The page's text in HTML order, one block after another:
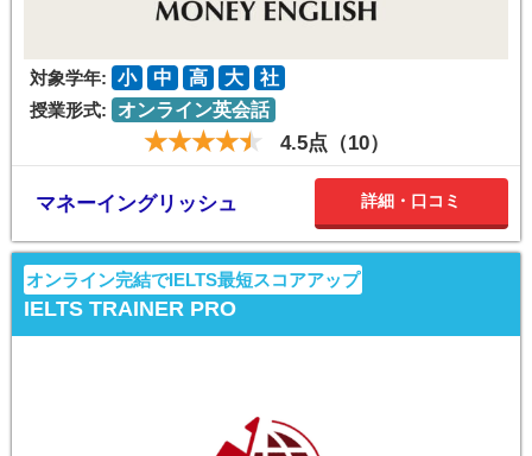
対象学年: 小 中 高 大
社
授業形式:
オンライン英会話
4.5点（10）
マネーイングリッシュ 詳細・口コミ
オンライン完結でIELTS最短スコアアップ
IELTS TRAINER PRO